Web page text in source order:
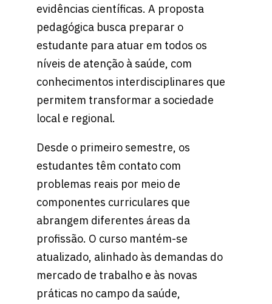
evidências científicas. A proposta
pedagógica busca preparar o
estudante para atuar em todos os
níveis de atenção à saúde, com
conhecimentos interdisciplinares que
permitem transformar a sociedade
local e regional.
Desde o primeiro semestre, os
estudantes têm contato com
problemas reais por meio de
componentes curriculares que
abrangem diferentes áreas da
profissão. O curso mantém-se
atualizado, alinhado às demandas do
mercado de trabalho e às novas
práticas no campo da saúde,